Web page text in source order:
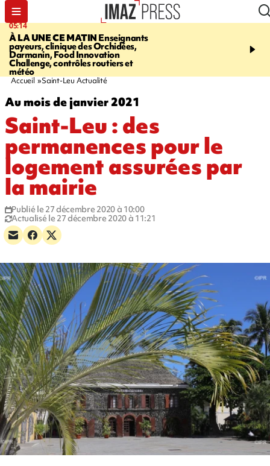
05:14
À LA UNE CE MATIN Enseignants
payeurs, clinique des Orchidées,
Darmanin, Food Innovation
Challenge, contrôles routiers et
météo
07:08
Orchidées pourrait
conséquences pour les
Accueil Saint-Leu Actualité
Au mois de janvier 2021
Saint-Leu : des
permanences pour le
logement assurées par
la mairie
Publié le 27 décembre 2020 à 10:00
Actualisé le 27 décembre 2020 à 11:21